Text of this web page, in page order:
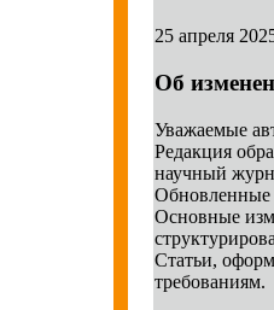
25 апреля
Об
Уважаемые
Редакция
научный
Обновленные
Основные
Статьи,
требованиям.